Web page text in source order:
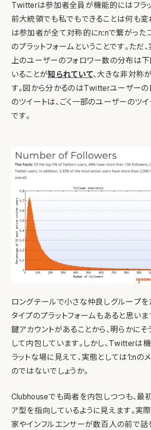
Twitterは参加者全員が機能的にはフラッ
前大統領でも私でもできることは何も変
は参加者が全て対称的にn:nで繋がった
のプラットフォームということです。た
上のユーザーのフォロワー数の分布は下
いることが知られていて、大きな非対称
す。図から分かるのはTwitterユーザー
のツイートは、ごく一部のユーザーのツ
です。
ロングテールで小さな仲良しグループを
タイプのプラットフォームもあると思い
鍵アカウントがあることから、明らかに
して内包しています。しかし、Twitterは
ラットな場に見えて、実態としては1:nの
のではないでしょうか。
Clubhouseでも両者を内包しつつも、最
ア型を指向しているように見えます。実
家やインフルエンサーが数百人の前で話